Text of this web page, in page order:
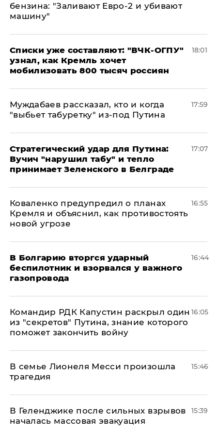
бензина: "Заливают Евро-2 и убивают
машину"
Списки уже составляют: "ВЧК-ОГПУ"
узнал, как Кремль хочет
мобилизовать 800 тысяч россиян
18:01
Муждабаев рассказал, кто и когда
"выбьет табуретку" из-под Путина
17:59
Стратегический удар для Путина:
Вучич "нарушил табу" и тепло
принимает Зеленского в Белграде
17:07
Коваленко предупредил о планах
Кремля и объяснил, как противостоять
новой угрозе
16:55
В Болгарию вторгся ударный
беспилотник и взорвался у важного
газопровода
16:44
Командир РДК Капустин раскрыл один
из "секретов" Путина, знание которого
поможет закончить войну
16:05
В семье Лионеля Месси произошла
трагедия
15:46
В Геленджике после сильных взрывов
началась массовая эвакуация
15:39